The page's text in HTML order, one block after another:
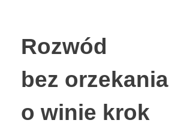
Rozwód
bez orzekania
o winie krok